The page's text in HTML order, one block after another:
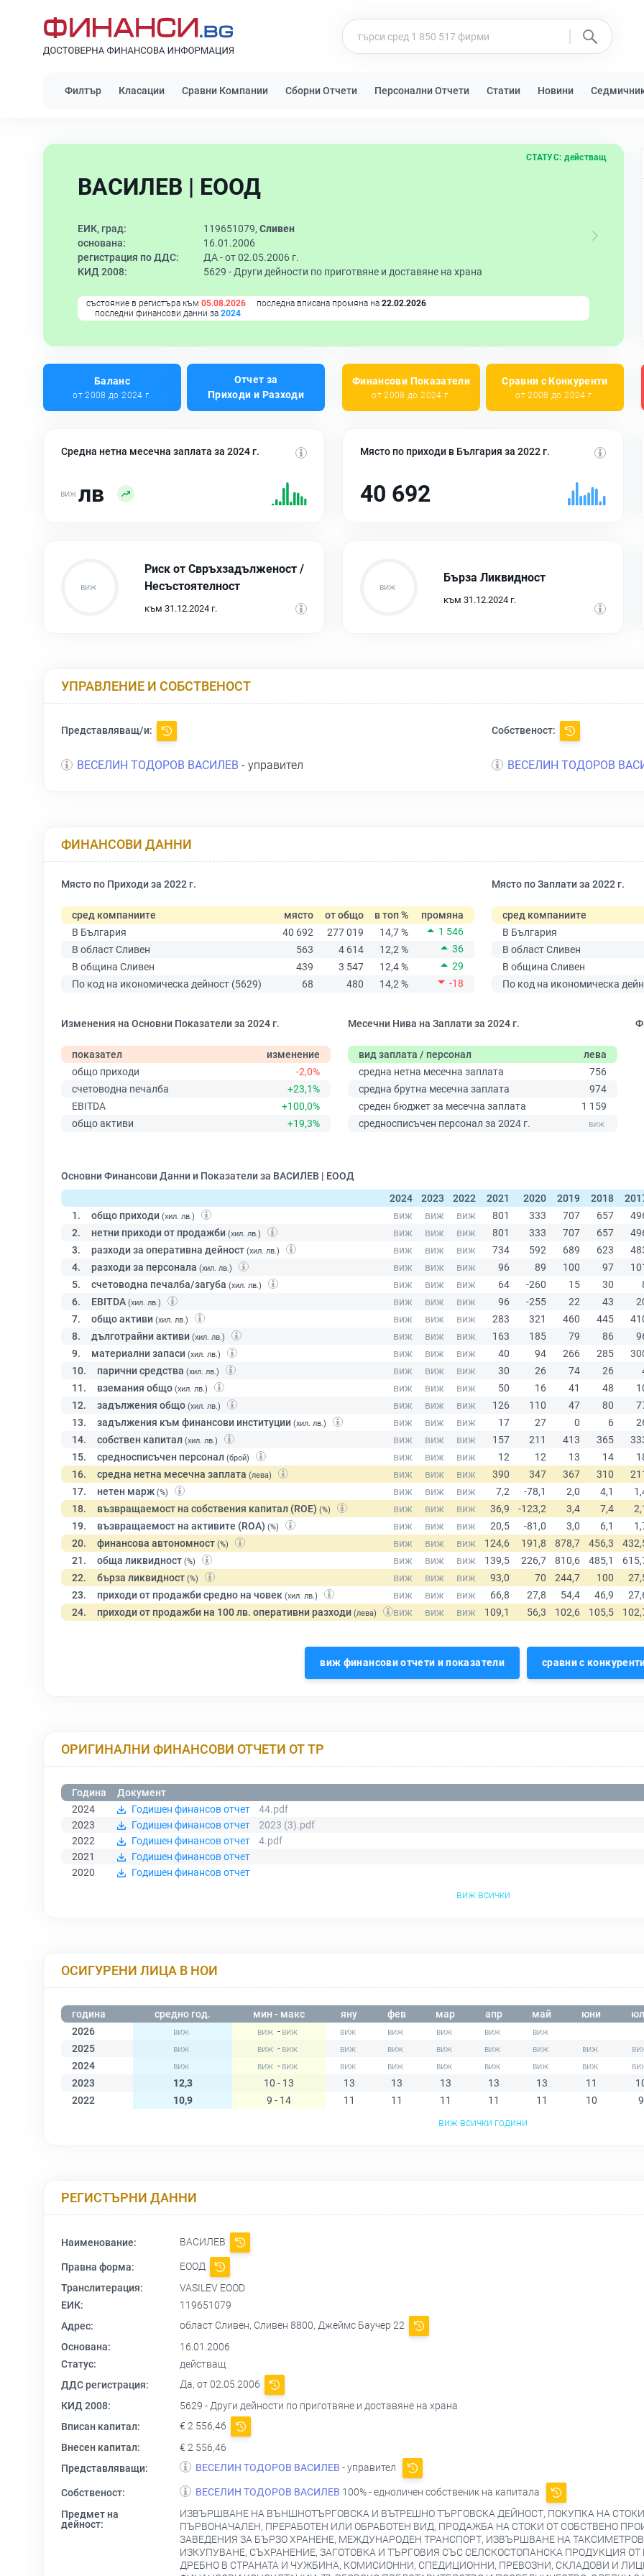
Филтър Класации Сравни Компании Сборни Отчети Персонални Отчети Статии Новини
ВАСИЛЕВ | ЕООД
СТАТУС: действащ
ЕИК, град: 119651079, Сливен
основана:
16.01.2006
регистрация по ДДС:
ДА - от 02.05.2006 г.
КИД 2008:
5629 - Други дейности по приготвяне и доставяне на храна
състояние в регистъра към 05.08.2026 последна вписана промяна на 22.02.2026
последни финансови данни за 2024
Баланс
от 2008 до 2024 г.
Отчет за
Приходи и Разходи
Финансови Показатели
от 2008 до 2024 г.
Сравни с Конкуренти
от 2008 до 2024 г.
Средна нетна месечна заплата за 2024 г.
лв
Място по приходи в България за 2022 г.
40 692
Риск от Свръхзадълженост /
Несъстоятелност
към 31.12.2024 г.
Бърза Ликвидност
към 31.12.2024 г.
УПРАВЛЕНИЕ И СОБСТВЕНОСТ
Представляващ/и:
ВЕСЕЛИН ТОДОРОВ ВАСИЛЕВ - управител
Собственост:
ВЕСЕЛИН ТОДОРОВ
ФИНАНСОВИ ДАННИ
Място по Приходи за 2022 г.
сред компаниите място от общо в топ %
промяна
В България
40 692 277 019 14,7 %
1 546
В област Сливен
563 4 614 12,2 %
36
В община Сливен
439 3 547 12,4 %
29
По код на икономическа дейност (5629)
68 480 14,2 % -18
Място по Заплати за 2022 г.
сред компаниите
В България
В област Сливен
В община Сливен
По код на икономическа
Изменения на Основни Показатели за 2024 г.
показател
изменение
общо приходи
-2,0%
счетоводна печалба
+23,1%
EBITDA
+100,0%
общо активи
+19,3%
Месечни Нива на Заплати за 2024 г.
вид заплата / персонал
лева
средна нетна месечна заплата
756
средна брутна месечна заплата
974
среден бюджет за месечна заплата
1 159
средносписъчен персонал за 2024 г.
Основни Финансови Данни и Показатели за ВАСИЛЕВ | ЕООД
2024
2023 2022 2021 2020 2019 2018
1.
общо приходи (хил. лв.)
2. нетни приходи от продажби (хил. лв.)
3. разходи за оперативна дейност (хил. лв.)
4. разходи за персонала (хил. лв.)
5. счетоводна печалба/загуба (хил. лв.)
6. EBITDA (хил. лв.)
7. общо активи (хил. лв.)
8. дълготрайни активи (хил. лв.)
9. материални запаси (хил. лв.)
10. парични средства (хил. лв.)
11. вземания общо (хил. лв.)
12. задължения общо (хил. лв.)
13. задължения към финансови институции (хил. лв.)
14. собствен капитал (хил. лв.)
15. средносписъчен персонал (брой)
16. средна нетна месечна заплата (лева)
17. нетен марж (%)
18. възвращаемост на собствения капитал (ROE) (%)
19. възвращаемост на активите (ROA) (%)
20. финансова автономност (%)
21. обща ликвидност (%)
22. бърза ликвидност (%)
23. приходи от продажби средно на човек (хил. лв.)
24. приходи от продажби на 100 лв. оперативни разходи (лева)
виж финансови отчети и показатели сравни с
ОРИГИНАЛНИ ФИНАНСОВИ ОТЧЕТИ ОТ ТР
Година
Документ
2024
Годишен финансов отчет
44.pdf
2023
Годишен финансов отчет
2023 (3).pdf
2022
Годишен финансов отчет
4.pdf
2021
Годишен финансов отчет
2020
Годишен финансов отчет
виж всички
ОСИГУРЕНИ ЛИЦА В НОИ
година средно год. мин - макс яну фев мар апр май юни
2026
-
2025
-
2024
-
2023
12,3 10 - 13 13 13 13 13 13 11
2022
10,9 9 - 14 11 11 11 11 11 10
9
виж всички години
РЕГИСТЪРНИ ДАННИ
Наименование: ВАСИЛЕВ
Правна форма:
ЕООД
Транслитерация:
VASILEV EOOD
ЕИК:
119651079
Адрес:
област Сливен, Сливен 8800, Джеймс Баучер 22
Основана:
16.01.2006
Статус:
действащ
ДДС регистрация:
Да, от 02.05.2006
КИД 2008:
5629 - Други дейности по приготвяне и доставяне на храна
Вписан капитал:
€ 2 556,46
Внесен капитал:
€ 2 556,46
Представляващи:
ВЕСЕЛИН ТОДОРОВ ВАСИЛЕВ - управител
Собственост: ВЕСЕЛИН ТОДОРОВ ВАСИЛЕВ 100% - едноличен собственик на капитала
Предмет на
дейност:
ИЗВЪРШВАНЕ НА ВЪНШНОТЪРГОВСКА И ВЪТРЕШНО ТЪРГОВСКА ДЕЙНОСТ, ПОКУПКА НА
ПЪРВОНАЧАЛЕН, ПРЕРАБОТЕН ИЛИ ОБРАБОТЕН ВИД, ПРОДАЖБА НА СТОКИ ОТ СОБСТВЕНО
ЗАВЕДЕНИЯ ЗА БЪРЗО ХРАНЕНЕ, МЕЖДУНАРОДЕН ТРАНСПОРТ, ИЗВЪРШВАНЕ НА
ИЗКУПУВАНЕ, СЪХРАНЕНИЕ, ЗАГОТОВКА И ТЪРГОВИЯ СЪС СЕЛСКОСТОПАНСКА ПРОДУКЦИЯ
ДРЕБНО В СТРАНАТА И ЧУЖБИНА, КОМИСИОННИ, СПЕДИЦИОННИ, ПРЕВОЗНИ, СКЛАДОВИ И